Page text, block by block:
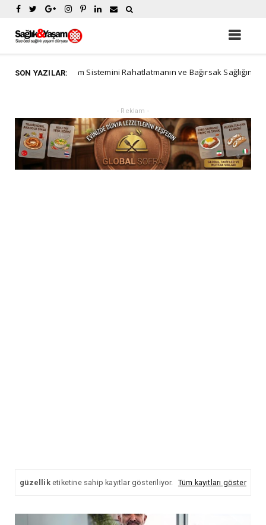
SON YAZILAR:
Sindirim Sistemini Rahatlatmanın ve Bağırsak Sağlığını Desteklemenin
- Reklam -
güzelliketiketine sahip kayıtlar gösteriliyor. Tüm kayıtları göster